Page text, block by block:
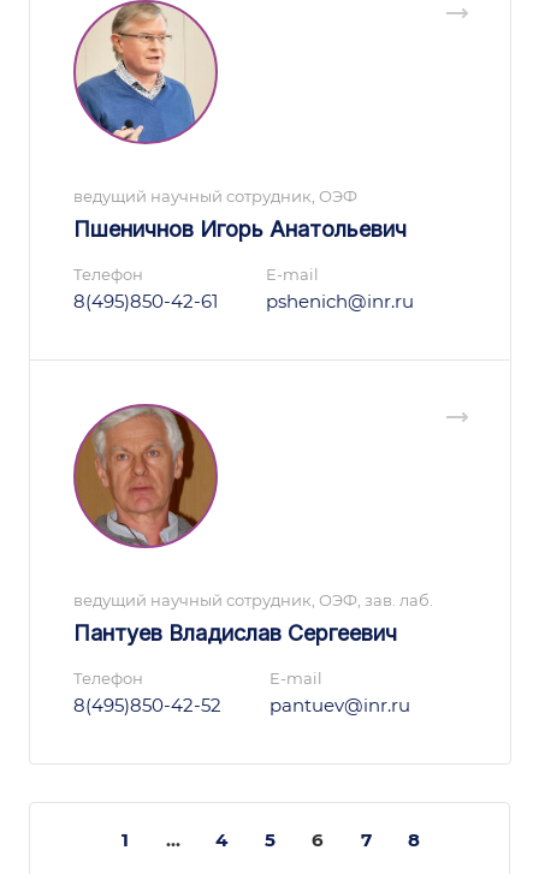
ведущий научный сотрудник, ОЭФ
Пшеничнов Игорь Анатольевич
Телефон
8(495)850-42-61
E-mail
pshenich@inr.ru
ведущий научный сотрудник, ОЭФ, зав. лаб.
Пантуев Владислав Сергеевич
Телефон
8(495)850-42-52
E-mail
pantuev@inr.ru
1 ... 4 5 6 7 8